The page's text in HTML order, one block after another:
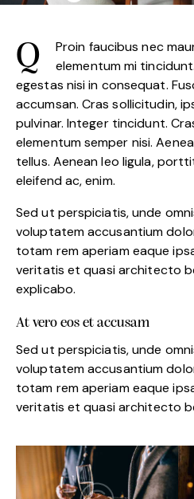
Q
Proin faucibus nec
elementum mi
egestas nisi in consequat.
accumsan. Cras sollicitudin,
pulvinar. Integer tincidunt.
elementum semper nisi.
tellus. Aenean leo ligula,
eleifend ac, enim.
Sed ut perspiciatis, unde
voluptatem accusantium
totam rem aperiam eaque
veritatis et quasi architecto
explicabo.
At vero eos et accusam
Sed ut perspiciatis, unde
voluptatem accusantium
totam rem aperiam eaque
veritatis et quasi architecto